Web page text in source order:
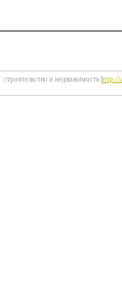
. строительство и недвижимость http://